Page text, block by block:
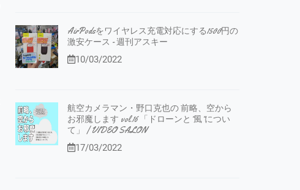
AirPodsをワイヤレス充電対応にする1500円の
激安ケース - 週刊アスキー
10/03/2022
航空カメラマン・野口克也の 前略、空から
お邪魔します vol.16 「ドローンと”風”につい
て」 | VIDEO SALON
17/03/2022